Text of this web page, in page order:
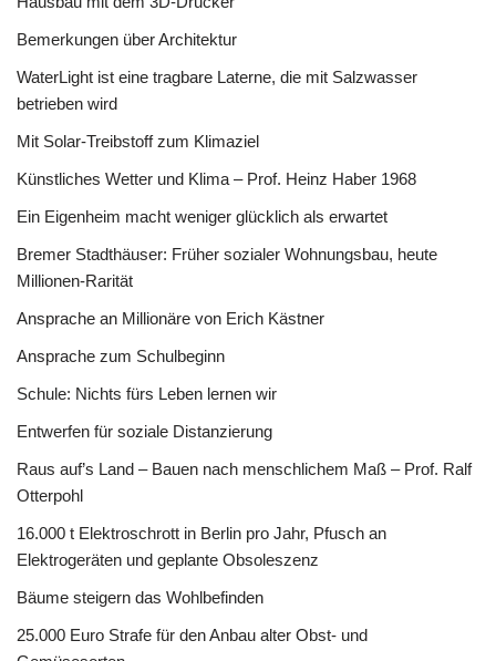
Bemerkungen über Architektur
WaterLight ist eine tragbare Laterne, die mit Salzwasser
betrieben wird
Mit Solar-Treibstoff zum Klimaziel
Künstliches Wetter und Klima – Prof. Heinz Haber 1968
Ein Eigenheim macht weniger glücklich als erwartet
Bremer Stadthäuser: Früher sozialer Wohnungsbau, heute
Millionen-Rarität
Ansprache an Millionäre von Erich Kästner
Ansprache zum Schulbeginn
Schule: Nichts fürs Leben lernen wir
Entwerfen für soziale Distanzierung
Raus auf’s Land – Bauen nach menschlichem Maß – Prof. Ralf
Otterpohl
16.000 t Elektroschrott in Berlin pro Jahr, Pfusch an
Elektrogeräten und geplante Obsoleszenz
Bäume steigern das Wohlbefinden
25.000 Euro Strafe für den Anbau alter Obst- und